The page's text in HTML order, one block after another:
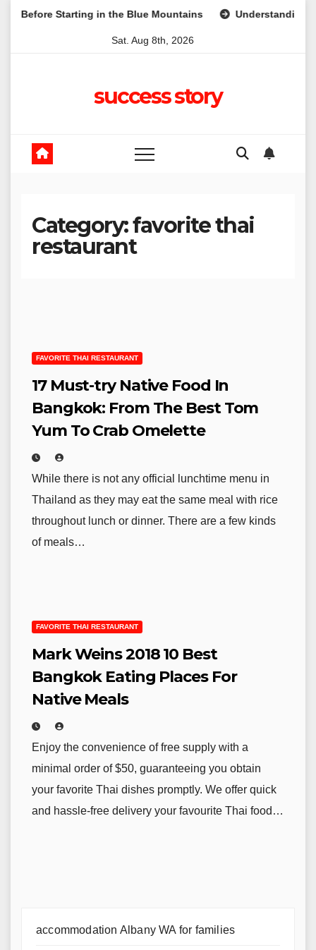
SkipStarting in the Blue Mountains Understanding
Sat. Aug 8th, 2026
success story
Category:favorite thai
restaurant
FAVORITE THAI RESTAURANT
17 Must-try Native Food In
Bangkok: From The Best Tom
Yum To Crab Omelette
While there is not any official lunchtime menu in
Thailand as they may eat the same meal with rice
throughout lunch or dinner. There are a few kinds
of meals…
FAVORITE THAI RESTAURANT
Mark Weins 2018 10 Best
Bangkok Eating Places For
Native Meals
Enjoy the convenience of free supply with a
minimal order of $50, guaranteeing you obtain
your favorite Thai dishes promptly. We offer quick
and hassle-free delivery your favourite Thai food…
accommodation Albany WA for families